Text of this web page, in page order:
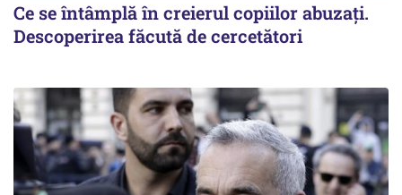
Ce se întâmplă în creierul copiilor abuzați.
Descoperirea făcută de cercetători